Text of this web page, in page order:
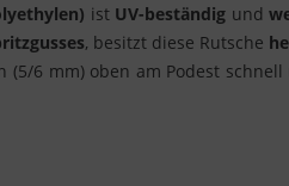
ist UV-beständig und
, besitzt diese Rutsche
6 mm) oben am Podest